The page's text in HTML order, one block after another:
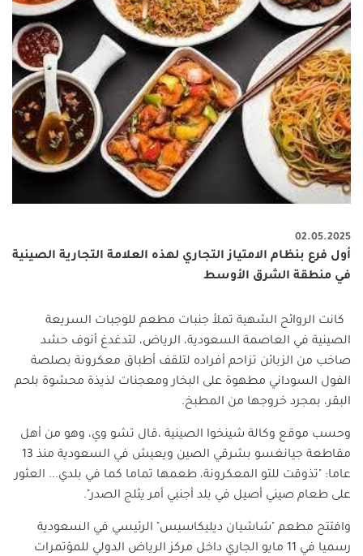
02.05.2025
أول فرع بنظام الامتياز التجاري لهذه العلامة التجارية الصينية
في منطقة الشرق الأوسط
كانت الروائح الشهية تملأ جنبات مطعم للوجبات السريعة
الصينية في العاصمة السعودية، الرياض، لتدغدغ أنوف حشد
صاخب من الزبائن تزاحم أفراده لتلقف أطباق معكرونة بصلصة
الفول السوداني مطهوة على البخار ومعجنات لذيذة محشوة بلحم
البقر، بمجرد خروجها من المطبخ.
وحسب موقع وكالة شينخوا الصينية ،قال تشو وي، وهو من أهل
مقاطعة جيانغسو بشرقي الصين ويعيش في السعودية منذ 13
عاما: "تذوقت للتو المعكرونة، طعمها تماما كما في بلدي... العثور
على طعام صيني أصيل في بلد أجنبي أمر يثلج الصدر".
وافتتح مطعم "شاشيان ديليكاسيس" الرئيسي في السعودية
رسميا في 11 مايو الجاري داخل مركز الرياض الدولي للمؤتمرات